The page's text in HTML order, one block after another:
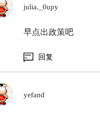
julia._0upy
早点出政策吧
回复
yefand